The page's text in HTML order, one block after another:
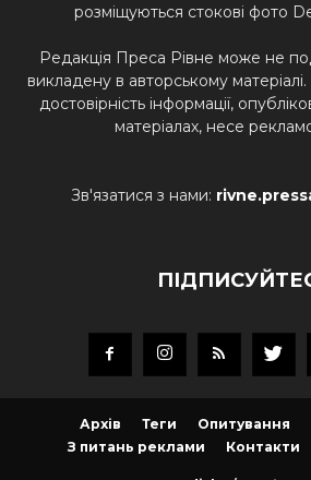
розміщуються стокові фото
Редакція Преса Рівне може не
викладену в авторському матеріалі.
достовірність інформації,
матеріалах, несе
Зв'язатися з нами:
Архів Теги Опитування
З питань реклами
Контакти